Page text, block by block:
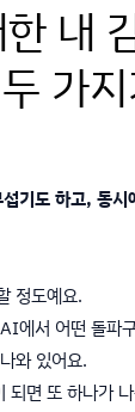
내
가
기도 하고, 동시
정도예요.
에서 어떤 돌파
와 있어요.
되면 또 하나가